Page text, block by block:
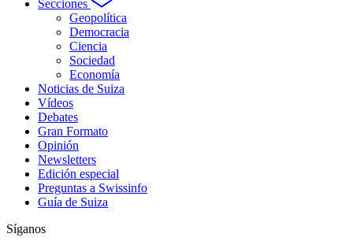
Secciones
Geopolítica
Democracia
Ciencia
Sociedad
Economía
Noticias de Suiza
Vídeos
Debates
Gran Formato
Opinión
Newsletters
Edición especial
Preguntas a Swissinfo
Guía de Suiza
Síganos